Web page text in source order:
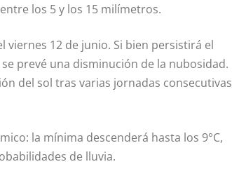
los 5 y los 15 milímetros.
12 de junio. Si bien persistirá el
prevé una disminución de la nubosidad.
del sol tras varias jornadas consecutivas
la mínima descenderá hasta los 9°C,
de lluvia.